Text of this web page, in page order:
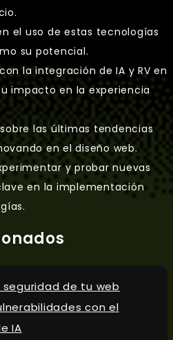
el uso de estas tecnologías
su potencial.
la integración de IA y RV en
impacto en la experiencia
las últimas tendencias
en el diseño web.
y probar nuevas
en la implementación
seguridad de tu web
con el
IA